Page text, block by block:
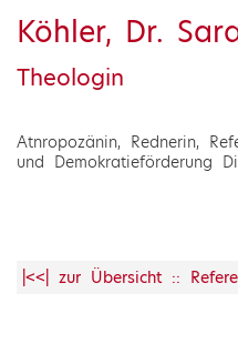
Köhler, Dr.
Theologin
Atnropozänin, Rednerin,
und Demokratieförderung
|<<| zur Übersicht ::